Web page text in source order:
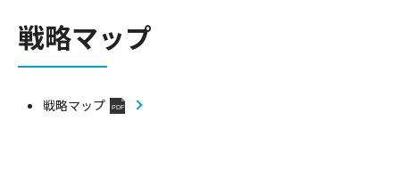
戦略マップ
戦略マップ PDF